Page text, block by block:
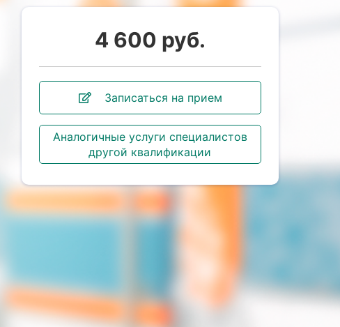
4 600 руб.
Записаться на прием
Аналогичные услуги специалистов
другой квалификации